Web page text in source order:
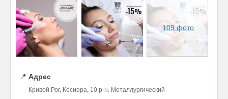
109 фото
📍 Адрес
Кривой Рог, Косиора, 10 р-н. Металлургический